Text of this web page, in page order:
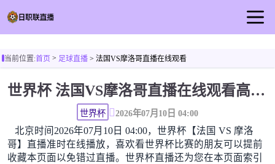
足球直播
足球视频
足球新闻
当前位置:首页> 足球直播> 法国VS摩洛哥直播在线观看
世界杯 法国VS摩洛哥直播在线观看高清无插件
世界杯 2026年07月10日 04:00
北京时间2026年07月10日 04:00，世界杯【法国 VS 摩洛
哥】直播准时在线播放，喜欢看世界杯比赛的朋友可以提前
收藏本页面以免错过直播。世界杯直播还为您在本页面索引